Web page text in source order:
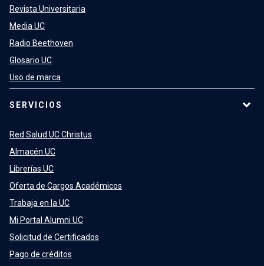
Revista Universitaria
Media UC
Radio Beethoven
Glosario UC
Uso de marca
SERVICIOS
Red Salud UC Christus
Almacén UC
Librerías UC
Oferta de Cargos Académicos
Trabaja en la UC
Mi Portal Alumni UC
Solicitud de Certificados
Pago de créditos